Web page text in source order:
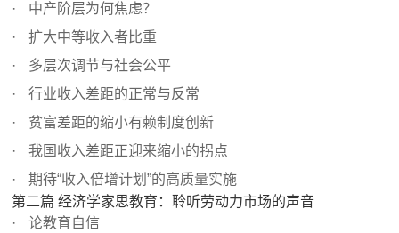
中产阶层为何焦虑？
扩大中等收入者比重
多层次调节与社会公平
行业收入差距的正常与反常
贫富差距的缩小有赖制度创新
我国收入差距正迎来缩小的拐点
期待“收入倍增计划”的高质量实施
第二篇 经济学家思教育：聆听劳动力市场的声音
论教育自信